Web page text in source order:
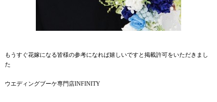
もうすぐ花嫁になる皆様の参考になれば嬉しいですと掲載許可をいただきまし
た
ウエディングブーケ専門店INFINITY